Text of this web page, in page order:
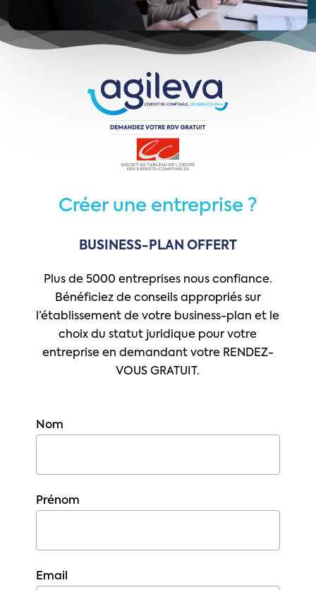
Créer une entreprise ?
BUSINESS-PLAN OFFERT
Plus de 5000 entreprises nous confiance.
Bénéficiez de conseils appropriés sur
l’établissement de votre business-plan et le
choix du statut juridique pour votre
entreprise en demandant votre RENDEZ-
VOUS GRATUIT.
Nom
Prénom
Email